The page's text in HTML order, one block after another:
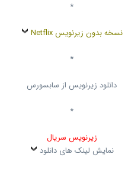
*
نسخه بدون زیرنویس Netflix
*
دانلود زیرنویس از سابسورس
*
زیرنویس سریال
نمایش لینک های دانلود